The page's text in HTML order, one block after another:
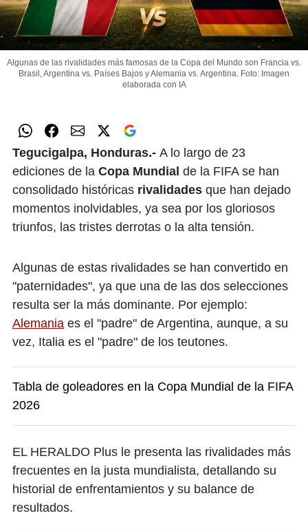
Algunas de las rivalidades más famosas de la Copa del Mundo son Francia vs.
Brasil, Argentina vs. Países Bajos y Alemania vs. Argentina. Foto: Imagen
elaborada con IA
Tegucigalpa, Honduras.- A lo largo de 23
ediciones de la Copa Mundial de la FIFA se han
consolidado históricas rivalidades que han dejado
momentos inolvidables, ya sea por los gloriosos
triunfos, las tristes derrotas o la alta tensión.
Algunas de estas rivalidades se han convertido en
"paternidades", ya que una de las dos selecciones
resulta ser la más dominante. Por ejemplo:
Alemania es el "padre" de Argentina, aunque, a su
vez, Italia es el "padre" de los teutones.
Tabla de goleadores en la Copa Mundial de la FIFA
2026
EL HERALDO Plus le presenta las rivalidades más
frecuentes en la justa mundialista, detallando su
historial de enfrentamientos y su balance de
resultados.